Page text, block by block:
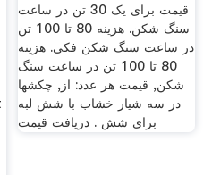
قیمت برای یک 30 تن در ساعت
سنگ شکن. هزینه 80 تا 100 تن
در ساعت سنگ شکن فکی. هزینه
80 تا 100 تن در ساعت سنگ
شکن, قیمت هر عدد: از, چکشها
در سه شیار خشاب با شش لبه
برای شش . دریافت قیمت